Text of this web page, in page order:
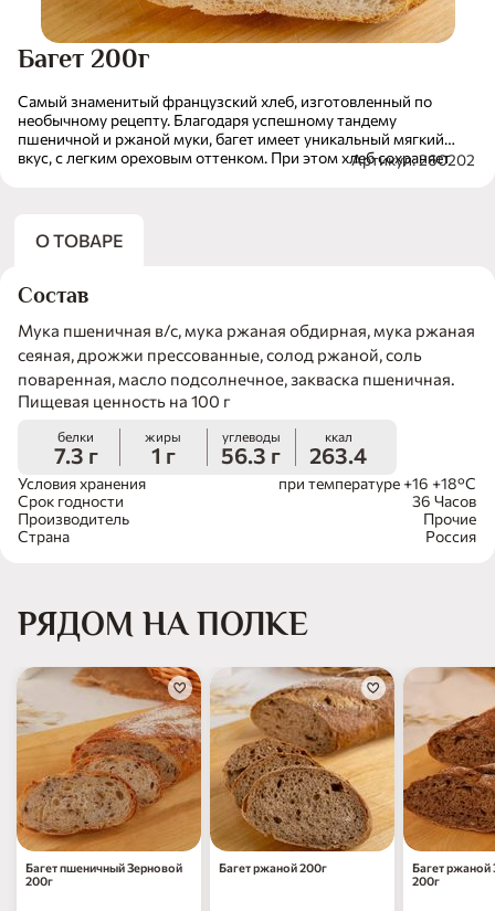
Багет 200г
Самый знаменитый французский хлеб, изготовленный по
необычному рецепту. Благодаря успешному тандему
пшеничной и ржаной муки, багет имеет уникальный мягкий
вкус, с легким ореховым оттенком. При этом хлеб сохраняет
Артикул: 260202
О ТОВАРЕ
Пищевая ценность на 100 г
белки
7.3 г
жиры
1 г
углеводы
56.3 г
ккал
263.4
Условия хранения
при температуре +16 +18°С
Срок годности
36 Часов
Производитель
Прочие
Страна
Россия
Состав
Мука пшеничная в/с, мука ржаная обдирная, мука ржаная
сеяная, дрожжи прессованные, солод ржаной, соль
поваренная, масло подсолнечное, закваска пшеничная.
РЯДОМ НА ПОЛКЕ
Багет пшеничный Зерновой
200г
Багет ржаной 200г
Багет ржаной
200г